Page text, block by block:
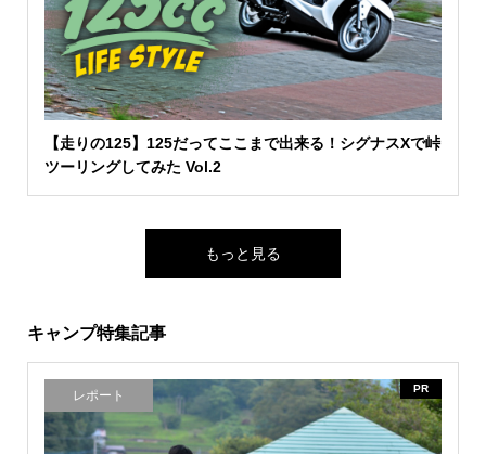
【走りの125】125だってここまで出来る！シグナスXで峠
ツーリングしてみた Vol.2
もっと見る
キャンプ特集記事
レポート PR